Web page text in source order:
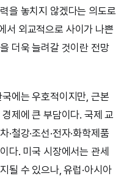
을 놓치지 않겠다는 의도로
서 외교적으로 사이가 나쁜
더욱 늘려갈 것이란 전망
에는 우호적이지만, 근본
제에 큰 부담이다. 국제 교
철강·조선·전자·화학제품
다. 미국 시장에서는 관세
될 수 있으나, 유럽·아시아